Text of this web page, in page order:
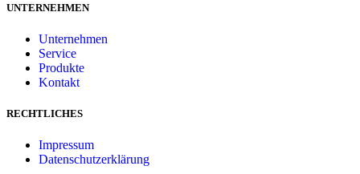
UNTERNEHMEN
Unternehmen
Service
Produkte
Kontakt
RECHTLICHES
Impressum
Datenschutzerklärung